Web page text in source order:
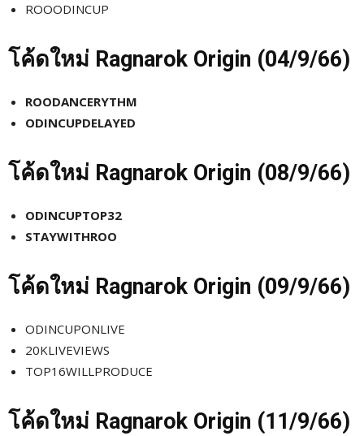
ROOODINCUP
โค้ดใหม่ Ragnarok Origin (04/9/66)
ROODANCERYTHM
ODINCUPDELAYED
โค้ดใหม่ Ragnarok Origin (08/9/66)
ODINCUPTOP32
STAYWITHROO
โค้ดใหม่ Ragnarok Origin (09/9/66)
ODINCUPONLIVE
20KLIVEVIEWS
TOP16WILLPRODUCE
โค้ดใหม่ Ragnarok Origin (11/9/66)